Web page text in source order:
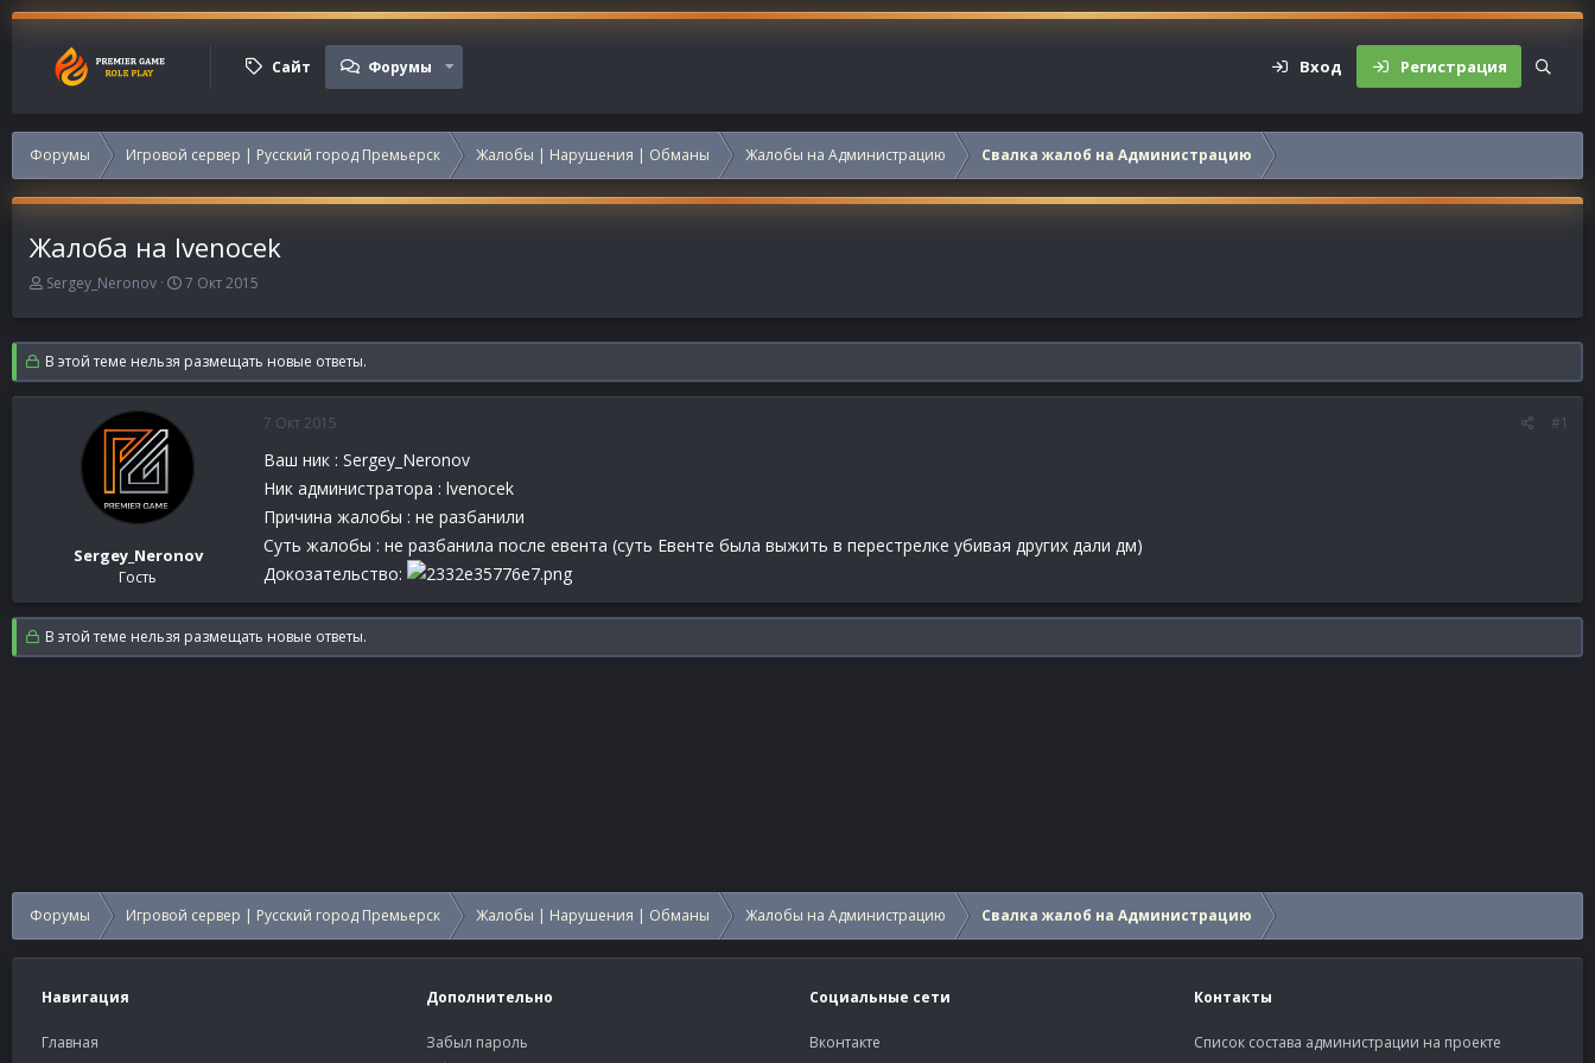
Сайт Форумы Вход Регистрация
Форумы Игровой сервер | Русский город Премьерск Жалобы | Нарушения | Обманы Жалобы на Администрацию Свалка жалоб на Администрацию
Жалоба на lvenocek
А
т
о
р
т
Sergey_Neronov
Д
т
а
н
а
л
7 Окт 2015
В этой теме нельзя размещать новые ответы.
Sergey_Neronov
Гость
7 Окт 2015 #1
Ваш ник : Sergey_Neronov
Ник администратора : lvenocek
Причина жалобы : не разбанили
Суть жалобы : не разбанила после евента (суть Евенте была выжить в перестрелке убивая других дали дм)
Докозательство:
В этой теме нельзя размещать новые ответы.
Форумы Игровой сервер | Русский город Премьерск Жалобы | Нарушения | Обманы Жалобы на Администрацию Свалка жалоб на Администрацию
Навигация
Главная
Дополнительно
Забыл пароль
Социальные сети
Вконтакте
Контакты
Список состава администрации на проекте